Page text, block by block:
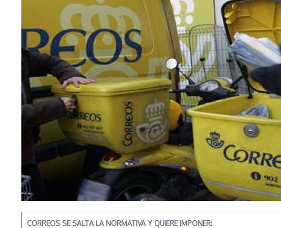
CORREOS SE SALTA LA NORMATIVA Y QUIERE IMPONER: